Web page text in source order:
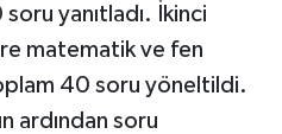
yanıtladı. İkinci
matematik ve fen
40 soru yöneltildi.
ardından soru